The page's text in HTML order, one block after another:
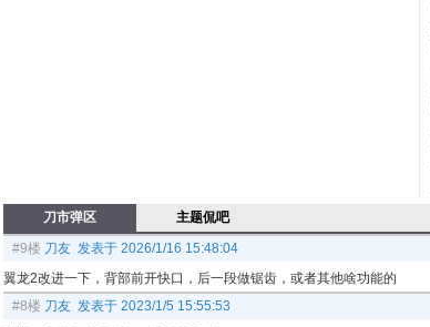
刀市弹区
主题侃吧
#9楼 刀友 发表于 2026/1/16 15:48:04
翼龙2改进一下，背部前开快口，后一段做锯齿，或者其他啥功能的
#8楼 刀友 发表于 2023/1/5 15:55:53